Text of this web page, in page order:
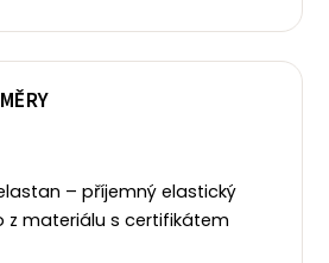
– příjemný elastický
z materiálu s certifikátem